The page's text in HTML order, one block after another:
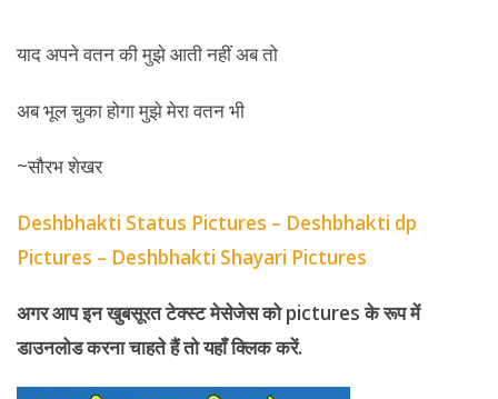
याद अपने वतन की मुझे आती नहीं अब तो
अब भूल चुका होगा मुझे मेरा वतन भी
~सौरभ शेखर
Deshbhakti Status Pictures – Deshbhakti dp
Pictures – Deshbhakti Shayari Pictures
अगर आप इन खुबसूरत टेक्स्ट मेसेजेस कोpicturesके रूप में
डाउनलोड करना चाहते हैं तो यहाँ क्लिक करें.